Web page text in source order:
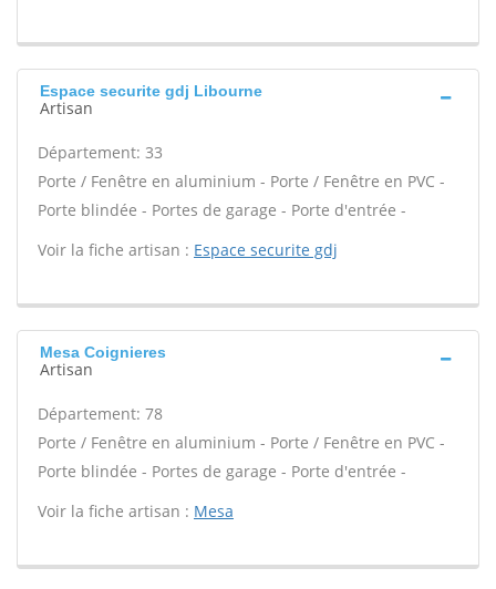
Espace securite gdj Libourne
Artisan
Département: 33
Porte / Fenêtre en aluminium - Porte / Fenêtre en PVC -
Porte blindée - Portes de garage - Porte d'entrée -
Voir la fiche artisan : Espace securite gdj
Mesa Coignieres
Artisan
Département: 78
Porte / Fenêtre en aluminium - Porte / Fenêtre en PVC -
Porte blindée - Portes de garage - Porte d'entrée -
Voir la fiche artisan : Mesa